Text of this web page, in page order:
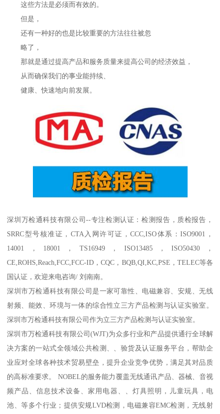
这些方法是必须而有效的。
但是，
还有一种好的也是比较重要的方法往往被忽
略了，
那就是通过提高产品和服务质量来提高公司的经济效益，
从而确保我们的事业能持续、
健康、快速地向前发展。
深圳万检通科技有限公司--专注检测认证：检测报告，质检报告，
SRRC型号核准证，CTA入网许可证，CCC,ISO体系：ISO9001，
14001，18001，TS16949，ISO13485，ISO50430，
CE,ROHS,Reach,FCC,FCC-ID，CQC，BQB,QI,KC,PSE，TELEC等各
国认证，欢迎来电咨询/ 刘南南。
深圳市万检通科技有限公司是一家可靠性、电磁兼容、安规、无线
射频、能效、环境与一体的综合性立三方产品检测与认证实验室。
深圳市万检通科技有限公司作为立三方产品检测与认证实验室。
深圳市万检通科技有限公司(WJT)为众多行业和产品提供通行全球解
决方案的一站式全领域公共检测、、验货及认证服务平台，帮助企
业应对全球各种技术贸易壁垒，提升企业竞争优势，满足其对品质
的高标准要求。 NOBEL的服务能力覆盖无线通讯产品、器械、音视
频产品、信息技术设备、家用电器、、灯具照明，儿童玩具，电
池、等多个行业；提供安规LVD检测，电磁兼容EMC检测，无线射